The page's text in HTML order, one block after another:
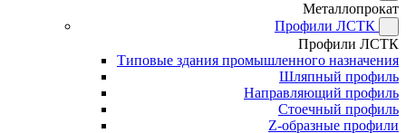
Металлопрокат
Профили ЛСТК
Профили ЛСТК
Типовые здания промышленного назначения
Шляпный профиль
Направляющий профиль
Стоечный профиль
Z-образные профили